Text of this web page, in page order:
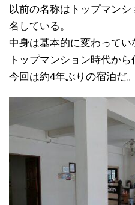
以前の名称はトップマン
名している。
中身は基本的に変わってい
トップマンション時代か
今回は約4年ぶりの宿泊だ。